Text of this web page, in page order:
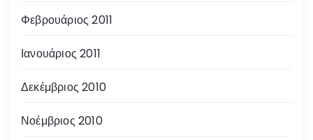
Φεβρουάριος 2011
Ιανουάριος 2011
Δεκέμβριος 2010
Νοέμβριος 2010